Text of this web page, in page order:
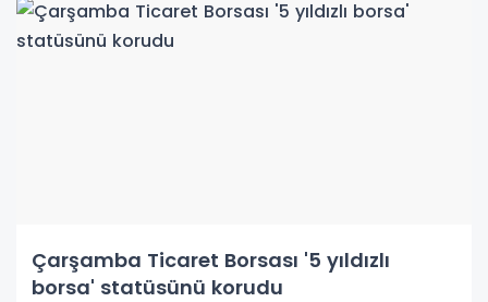
Çarşamba Ticaret Borsası '5 yıldızlı
borsa' statüsünü korudu